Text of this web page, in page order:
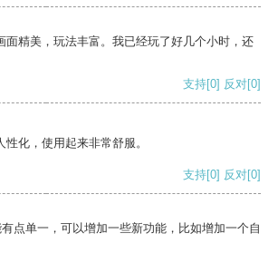
面精美，玩法丰富。我已经玩了好几个小时，还
支持[0] 反对[0]
化，使用起来非常舒服。
支持[0] 反对[0]
点单一，可以增加一些新功能，比如增加一个自